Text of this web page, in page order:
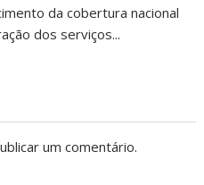
da cobertura nacional
dos serviços...
um comentário.